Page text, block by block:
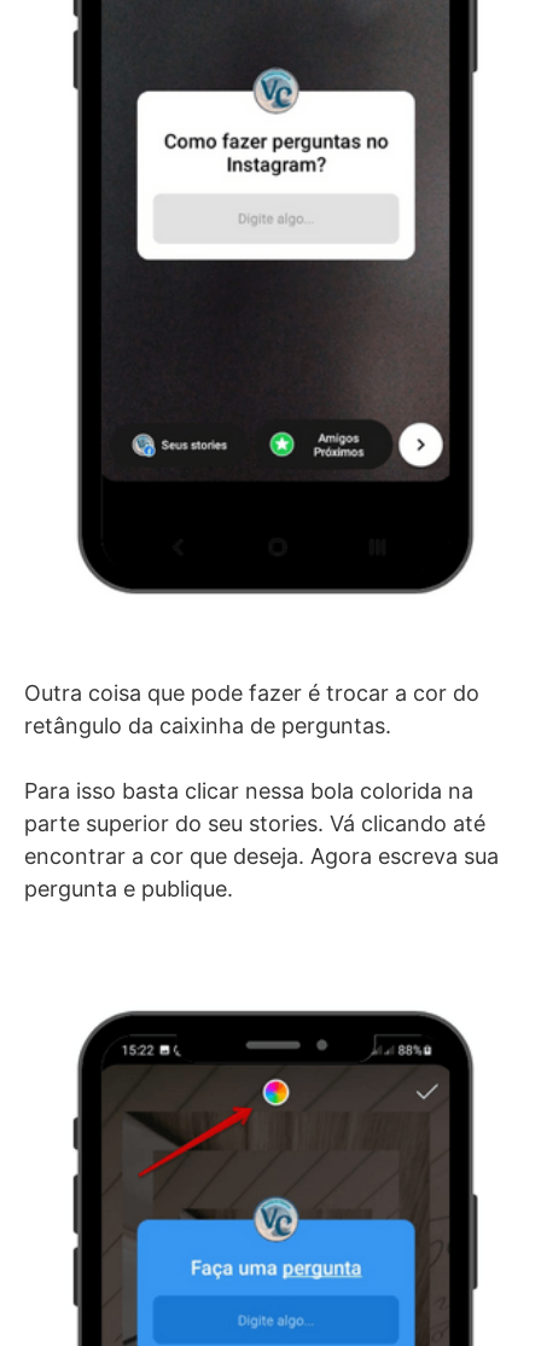
Outra coisa que pode fazer é trocar a cor do
retângulo da caixinha de perguntas.
Para isso basta clicar nessa bola colorida na
parte superior do seu stories. Vá clicando até
encontrar a cor que deseja. Agora escreva sua
pergunta e publique.